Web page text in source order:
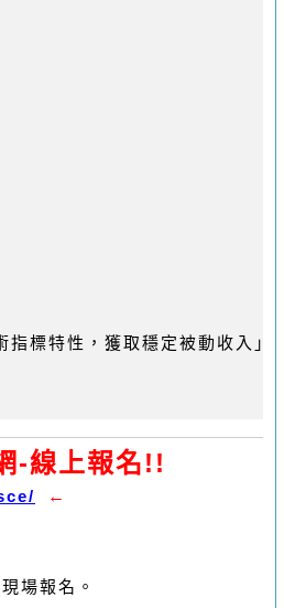
標特性，獲取穩定被動收入」
-線上報名!!
←
場報名。